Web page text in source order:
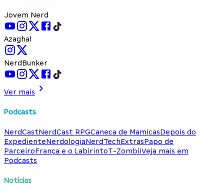
Jovem Nerd
Azaghal
NerdBunker
Ver mais
Podcasts
NerdCastNerdCast RPGCaneca de MamicasDepois do
ExpedienteNerdologiaNerdTechExtrasPapo de
ParceiroFrança e o LabirintoT-ZombiiVeja mais em
Podcasts
Notícias